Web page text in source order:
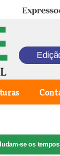
Expresso
se os